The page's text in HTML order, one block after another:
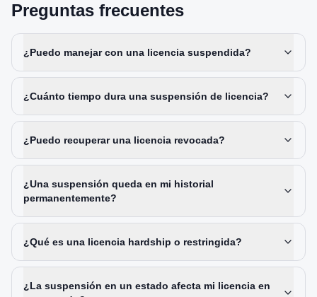
Preguntas frecuentes
¿Puedo manejar con una licencia suspendida?
¿Cuánto tiempo dura una suspensión de licencia?
¿Puedo recuperar una licencia revocada?
¿Una suspensión queda en mi historial
permanentemente?
¿Qué es una licencia hardship o restringida?
¿La suspensión en un estado afecta mi licencia en